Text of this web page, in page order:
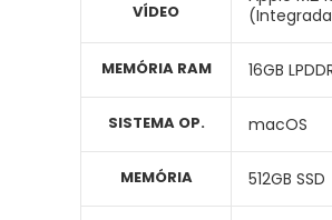
VÍDEO
MEMÓRIA RAM
SISTEMA OP.
MEMÓRIA
16GB
macOS
512GB SSD